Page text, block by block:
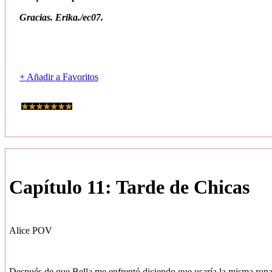
Gracias. Erika./ec07.
+ Añadir a Favoritos
Capítulo 11: Tarde de Chicas
Alice POV